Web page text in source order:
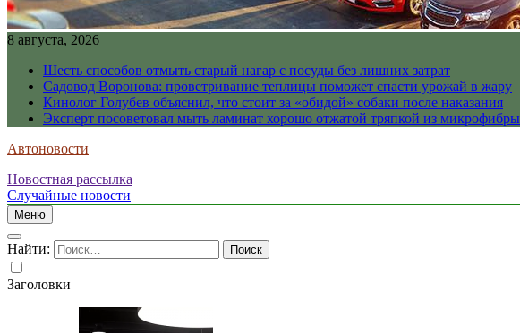
8 августа, 2026
Шесть способов отмыть старый нагар с посуды без лишних затрат
Садовод Воронова: проветривание теплицы поможет спасти урожай в жару
Кинолог Голубев объяснил, что стоит за «обидой» собаки после наказания
Эксперт посоветовал мыть ламинат хорошо отжатой тряпкой из микрофибры
Автоновости
Новостная рассылка
Случайные новости
Меню
Найти:
Заголовки